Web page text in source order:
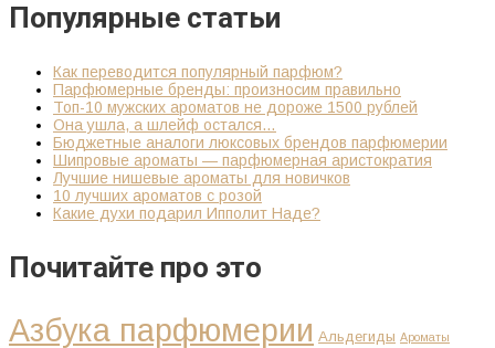
Популярные статьи
Как переводится популярный парфюм?
Парфюмерные бренды: произносим правильно
Топ-10 мужских ароматов не дороже 1500 рублей
Она ушла, а шлейф остался…
Бюджетные аналоги люксовых брендов парфюмерии
Шипровые ароматы — парфюмерная аристократия
Лучшие нишевые ароматы для новичков
10 лучших ароматов с розой
Какие духи подарил Ипполит Наде?
Почитайте про это
Азбука парфюмерии Альдегиды Ароматы